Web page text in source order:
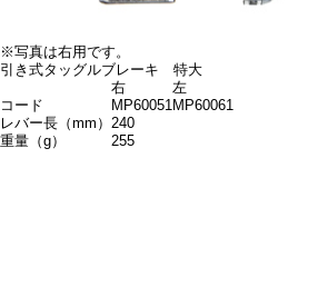
※写真は右用です。
引き式タッグルブレーキ 特大
右
左
コード
MP60051MP60061
レバー長（mm） 240
重量（g）
255